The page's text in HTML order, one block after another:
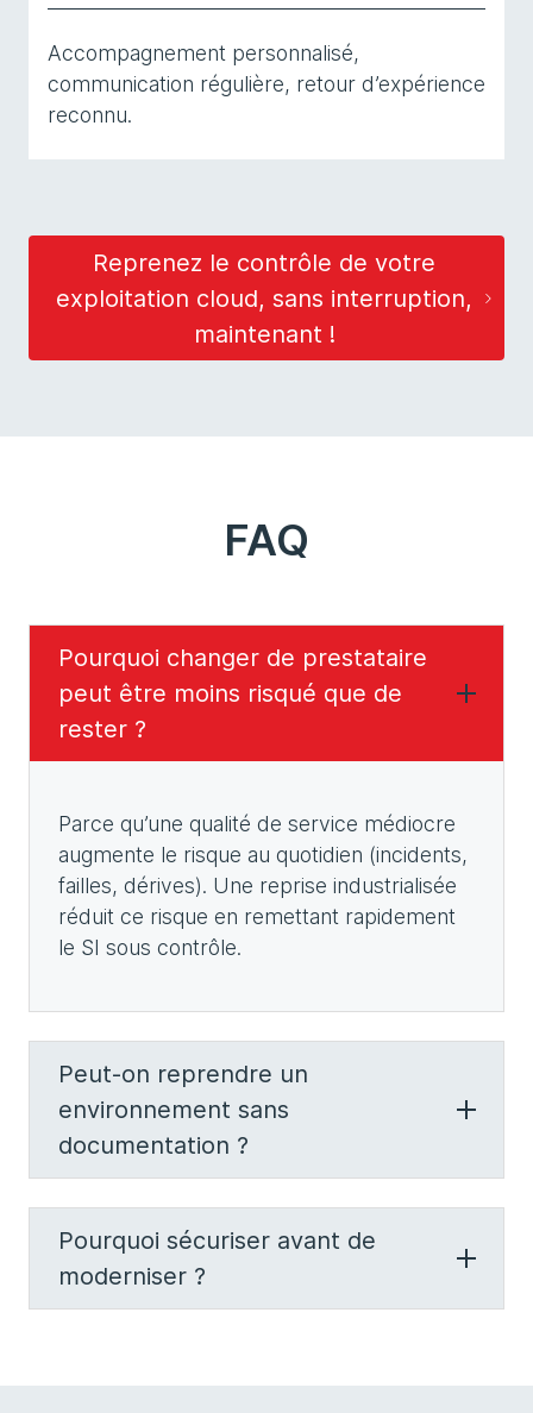
Accompagnement personnalisé,
communication régulière, retour d’expérience
reconnu.
Reprenez le contrôle de votre
exploitation cloud, sans interruption,
maintenant !
FAQ
Pourquoi changer de prestataire
peut être moins risqué que de
rester ?
Parce qu’une qualité de service médiocre
augmente le risque au quotidien (incidents,
failles, dérives). Une reprise industrialisée
réduit ce risque en remettant rapidement
le SI sous contrôle.
Peut-on reprendre un
environnement sans
documentation ?
Pourquoi sécuriser avant de
moderniser ?